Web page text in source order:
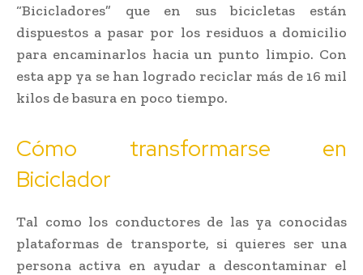
“Bicicladores” que en sus bicicletas están
dispuestos a pasar por los residuos a domicilio
para encaminarlos hacia un punto limpio. Con
esta app ya se han logrado reciclar más de 16 mil
kilos de basura en poco tiempo.
Cómo transformarse en
Biciclador
Tal como los conductores de las ya conocidas
plataformas de transporte, si quieres ser una
persona activa en ayudar a descontaminar el